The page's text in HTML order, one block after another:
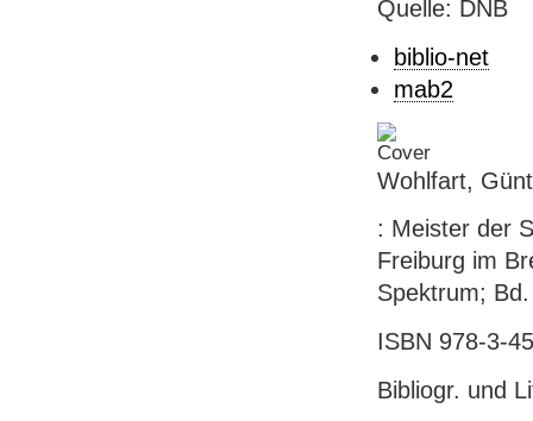
Quelle: DNB
biblio-net
mab2
Wohlfart,
: Meister der
Freiburg im
Spektrum;
ISBN 978-3-
Bibliogr. und